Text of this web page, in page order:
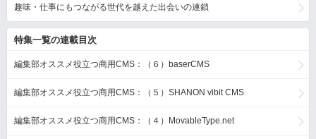
趣味・仕事にもつながる世代を越えた出会いの連鎖
特集一覧の連載目次
編集部オススメ役立つ商用CMS：（６）baserCMS
編集部オススメ役立つ商用CMS：（５）SHANON vibit CMS
編集部オススメ役立つ商用CMS：（４）MovableType.net